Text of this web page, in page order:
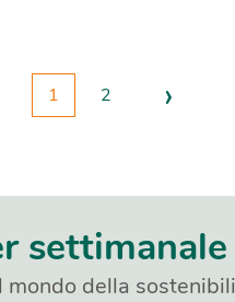
1 2 ›
settimanale
della